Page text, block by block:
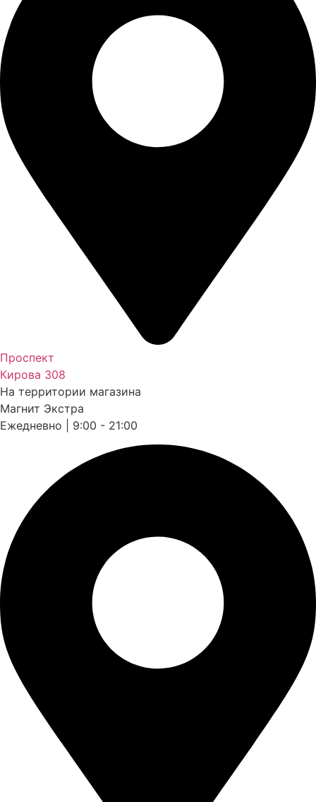
Проспект
Кирова 308
На территории магазина
Магнит Экстра
Ежедневно | 9:00 - 21:00